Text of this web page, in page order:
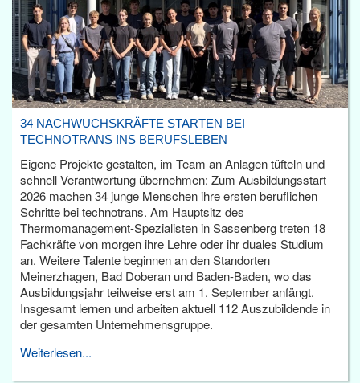
34 NACHWUCHSKRÄFTE STARTEN BEI
TECHNOTRANS INS BERUFSLEBEN
Eigene Projekte gestalten, im Team an Anlagen tüfteln und
schnell Verantwortung übernehmen: Zum Ausbildungsstart
2026 machen 34 junge Menschen ihre ersten beruflichen
Schritte bei technotrans. Am Hauptsitz des
Thermomanagement-Spezialisten in Sassenberg treten 18
Fachkräfte von morgen ihre Lehre oder ihr duales Studium
an. Weitere Talente beginnen an den Standorten
Meinerzhagen, Bad Doberan und Baden-Baden, wo das
Ausbildungsjahr teilweise erst am 1. September anfängt.
Insgesamt lernen und arbeiten aktuell 112 Auszubildende in
der gesamten Unternehmensgruppe.
Weiterlesen...